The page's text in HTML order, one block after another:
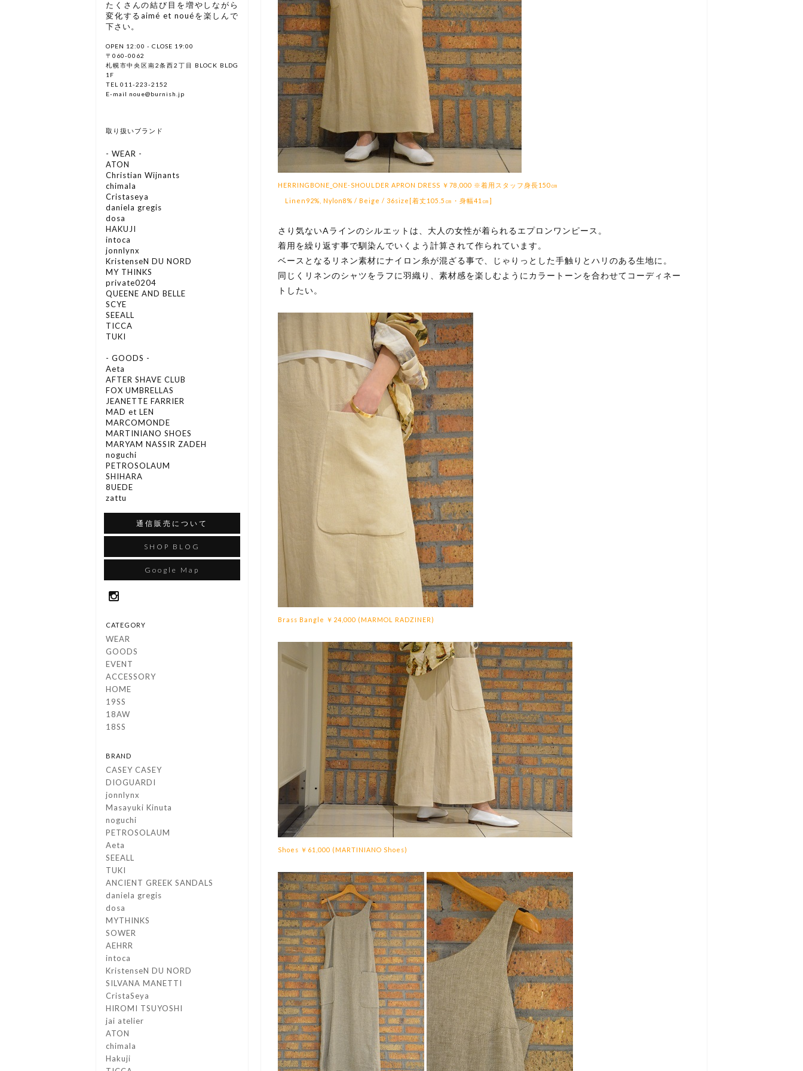
HERRINGBONE_ONE-SHOULDER APRON DRESS ￥78,000 ※着用スタッフ身長150㎝
Linen92%, Nylon8% / Beige / 36size[着丈105.5㎝・身幅41㎝]
さり気ないAラインのシルエットは、大人の女性が着られるエプロンワンピース。
着用を繰り返す事で馴染んでいくよう計算されて作られています。
ベースとなるリネン素材にナイロン糸が混ざる事で、じゃりっとした手触りとハリのある生地に。
同じくリネンのシャツをラフに羽織り、素材感を楽しむようにカラートーンを合わせてコーディネー
トしたい。
Brass Bangle ￥24,000 (MARMOL RADZINER)
Shoes ￥61,000 (MARTINIANO Shoes)
たくさんの結び目を増やしながら
変化するaimé et nouéを楽しんで
下さい。
OPEN 12:00 - CLOSE 19:00
〒060-0062
札幌市中央区南2条西2丁目 BLOCK BLDG
1F
TEL 011-223-2152
E-mail noue@burnish.jp
取り扱いブランド
- WEAR -
ATON
Christian Wijnants
chimala
Cristaseya
daniela gregis
dosa
HAKUJI
intoca
jonnlynx
KristenseN DU NORD
MY THINKS
private0204
QUEENE AND BELLE
SCYE
SEEALL
TICCA
TUKI
- GOODS -
Aeta
AFTER SHAVE CLUB
FOX UMBRELLAS
JEANETTE FARRIER
MAD et LEN
MARCOMONDE
MARTINIANO SHOES
MARYAM NASSIR ZADEH
noguchi
PETROSOLAUM
SHIHARA
8UEDE
zattu
通信販売について
SHOP BLOG
Google Map
CATEGORY
WEAR
GOODS
EVENT
ACCESSORY
HOME
19SS
18AW
18SS
BRAND
CASEY CASEY
DIOGUARDI
jonnlynx
Masayuki Kinuta
noguchi
PETROSOLAUM
Aeta
SEEALL
TUKI
ANCIENT GREEK SANDALS
daniela gregis
dosa
MYTHINKS
SOWER
AEHRR
intoca
KristenseN DU NORD
SILVANA MANETTI
CristaSeya
HIROMI TSUYOSHI
jai atelier
ATON
chimala
Hakuji